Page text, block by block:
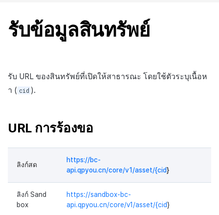
รับข้อมูลสินทรัพย์
รับ URL ของสินทรัพย์ที่เปิดให้สาธารณะ โดยใช้ตัวระบุเนื้อห
า ( cid ).
URL การร้องขอ
ลิงก์สด
https://bc-
api.qpyou.cn/core/v1/asset/{cid}
ลิงก์ Sand
box
https://sandbox-bc-
api.qpyou.cn/core/v1/asset/{cid}